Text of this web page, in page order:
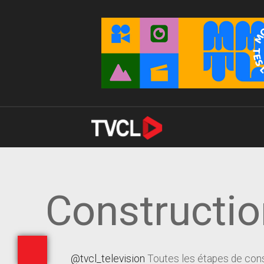
@tvcl_television Toutes les étapes de